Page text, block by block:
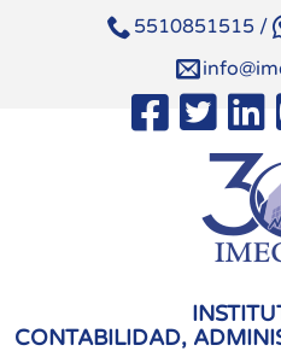
5510851515 /
CONTABILIDAD,